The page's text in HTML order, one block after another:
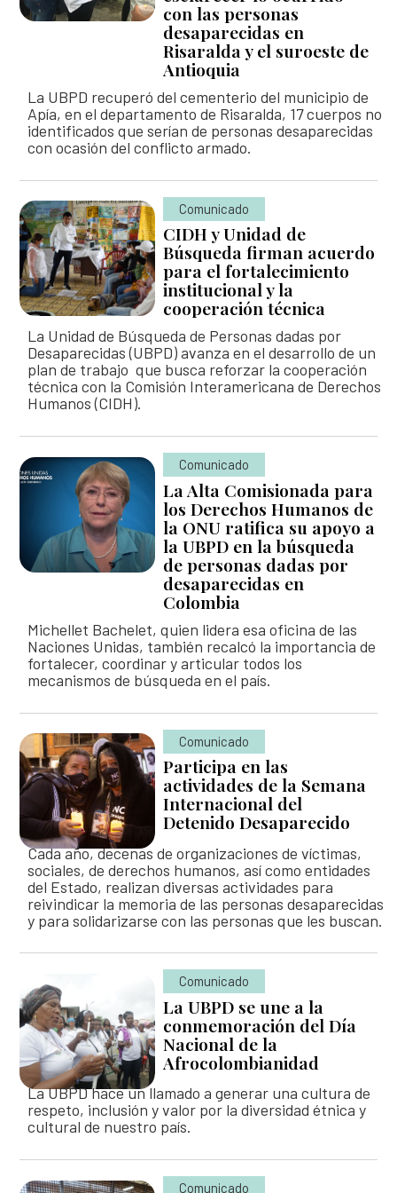
Así avanzamos
Mapa de personas buscadoras según solicitudes de
Generación de conocimiento para la búsqueda
con las personas
desaparecidas en
Risaralda y el suroeste de
Antioquia
La UBPD recuperó del cementerio del municipio de
Apía, en el departamento de Risaralda, 17 cuerpos no
identificados que serían de personas desaparecidas
con ocasión del conflicto armado.
Comunicado
CIDH y Unidad de
Búsqueda firman acuerdo
para el fortalecimiento
institucional y la
cooperación técnica
La Unidad de Búsqueda de Personas dadas por
Desaparecidas (UBPD) avanza en el desarrollo de un
plan de trabajo que busca reforzar la cooperación
técnica con la Comisión Interamericana de Derechos
Humanos (CIDH).
Comunicado
La Alta Comisionada para
los Derechos Humanos de
la ONU ratifica su apoyo a
la UBPD en la búsqueda
de personas dadas por
desaparecidas en
Colombia
Michellet Bachelet, quien lidera esa oficina de las
Naciones Unidas, también recalcó la importancia de
fortalecer, coordinar y articular todos los
mecanismos de búsqueda en el país.
Comunicado
Participa en las
actividades de la Semana
Internacional del
Detenido Desaparecido
Cada año, decenas de organizaciones de víctimas,
sociales, de derechos humanos, así como entidades
del Estado, realizan diversas actividades para
reivindicar la memoria de las personas desaparecidas
y para solidarizarse con las personas que les buscan.
Comunicado
La UBPD se une a la
conmemoración del Día
Nacional de la
Afrocolombianidad
La UBPD hace un llamado a generar una cultura de
respeto, inclusión y valor por la diversidad étnica y
cultural de nuestro país.
Comunicado